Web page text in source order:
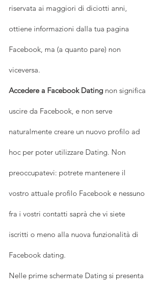
riservata ai maggiori di diciotti anni,
ottiene informazioni dalla tua pagina
Facebook, ma (a quanto pare) non
viceversa.
Accedere a Facebook Dating non significa
uscire da Facebook, e non serve
naturalmente creare un nuovo profilo ad
hoc per poter utilizzare Dating. Non
preoccupatevi: potrete mantenere il
vostro attuale profilo Facebook e nessuno
fra i vostri contatti saprà che vi siete
iscritti o meno alla nuova funzionalità di
Facebook dating.
Nelle prime schermate Dating si presenta